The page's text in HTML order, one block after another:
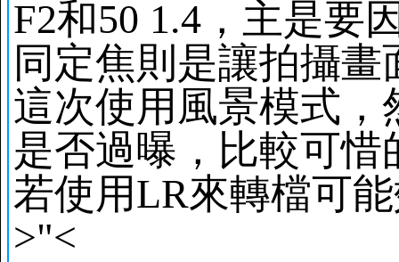
F2和50 1.4，主是要
同定焦則是讓拍攝
這次使用風景模式
是否過曝，比較可
若使用LR來轉檔可
>"<